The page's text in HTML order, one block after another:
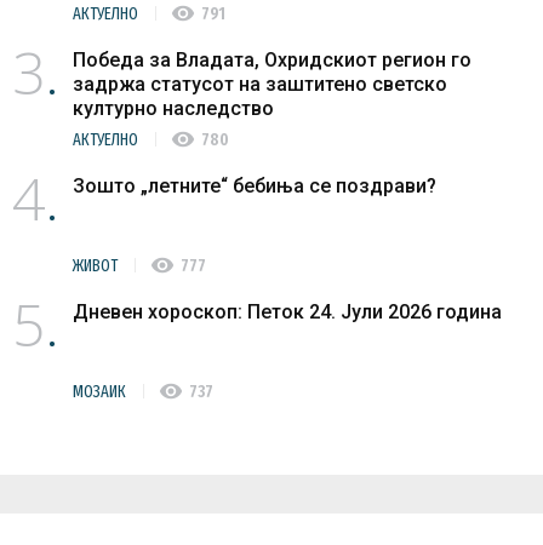
АКТУЕЛНО visibility 791
3
Победа за Владата, Охридскиот регион го
задржа статусот на заштитено светско
културно наследство
АКТУЕЛНО visibility 780
4 Зошто „летните“ бебиња се поздрави?
ЖИВОТ visibility 777
5 Дневен хороскоп: Петок 24. Јули 2026 година
МОЗАИК visibility 737